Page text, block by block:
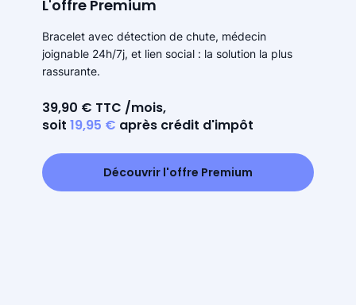
L'offre Premium
Bracelet avec détection de chute, médecin
joignable 24h/7j, et lien social : la solution la plus
rassurante.
39,90 € TTC /mois,
soit 19,95 € après crédit d'impôt
Découvrir l'offre Premium